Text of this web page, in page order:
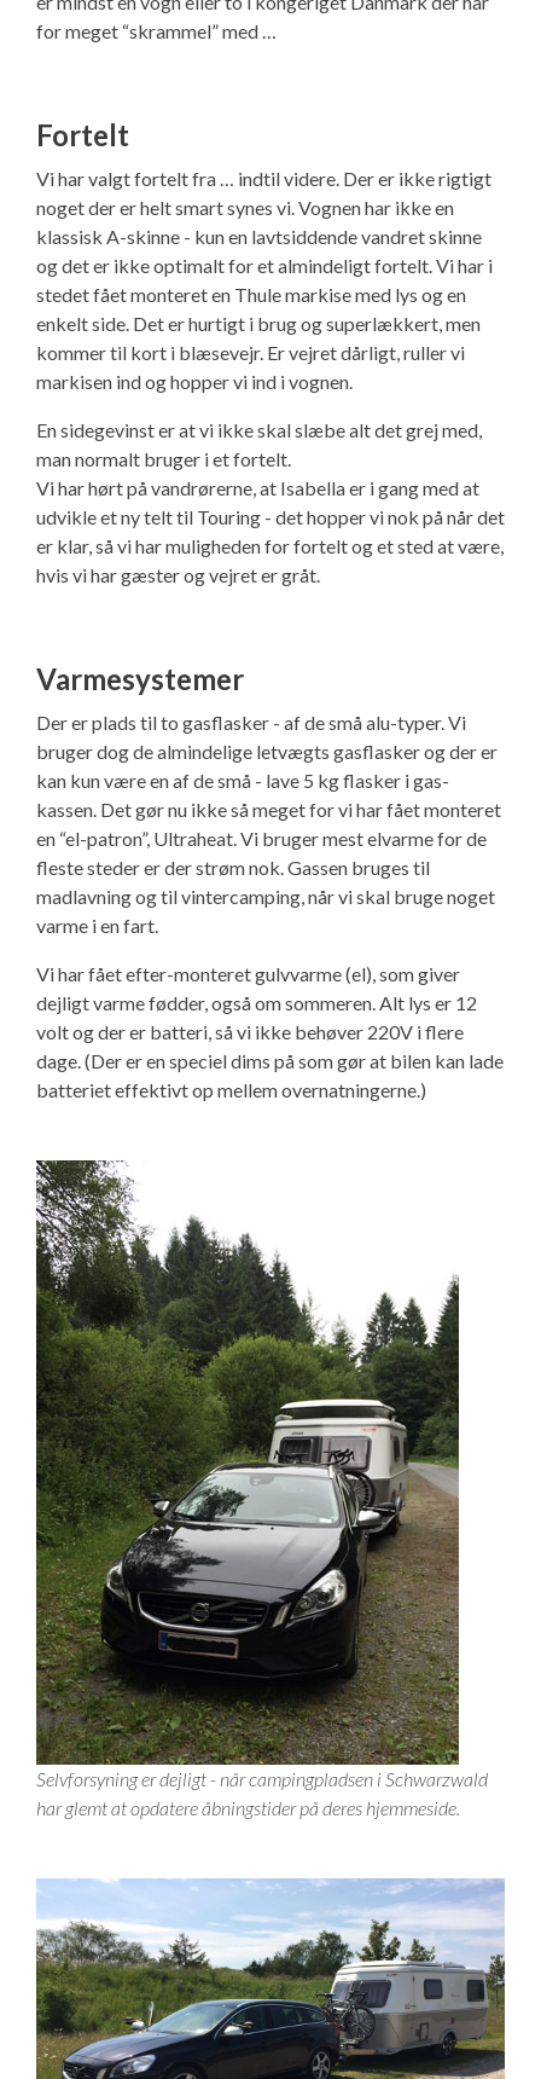
for meget “skrammel” med …
Fortelt
Vi har valgt fortelt fra … indtil videre. Der er ikke rigtigt
noget der er helt smart synes vi. Vognen har ikke en
klassisk A-skinne - kun en lavtsiddende vandret skinne
og det er ikke optimalt for et almindeligt fortelt. Vi har i
stedet fået monteret en Thule markise med lys og en
enkelt side. Det er hurtigt i brug og superlækkert, men
kommer til kort i blæsevejr. Er vejret dårligt, ruller vi
markisen ind og hopper vi ind i vognen.
En sidegevinst er at vi ikke skal slæbe alt det grej med,
man normalt bruger i et fortelt.
Vi har hørt på vandrørerne, at Isabella er i gang med at
udvikle et ny telt til Touring - det hopper vi nok på når det
er klar, så vi har muligheden for fortelt og et sted at være,
hvis vi har gæster og vejret er gråt.
Varmesystemer
Der er plads til to gasflasker - af de små alu-typer. Vi
bruger dog de almindelige letvægts gasflasker og der er
kan kun være en af de små - lave 5 kg flasker i gas-
kassen. Det gør nu ikke så meget for vi har fået monteret
en “el-patron”, Ultraheat. Vi bruger mest elvarme for de
fleste steder er der strøm nok. Gassen bruges til
madlavning og til vintercamping, når vi skal bruge noget
varme i en fart.
Vi har fået efter-monteret gulvvarme (el), som giver
dejligt varme fødder, også om sommeren. Alt lys er 12
volt og der er batteri, så vi ikke behøver 220V i flere
dage. (Der er en speciel dims på som gør at bilen kan lade
batteriet effektivt op mellem overnatningerne.)
Selvforsyning er dejligt - når campingpladsen i Schwarzwald
har glemt at opdatere åbningstider på deres hjemmeside.